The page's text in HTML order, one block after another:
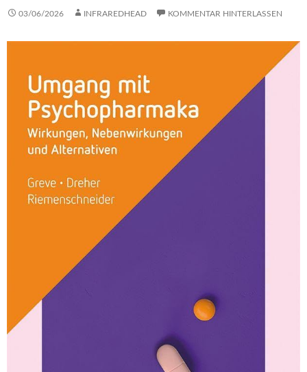
03/06/2026 INFRAREDHEAD KOMMENTAR HINTERLASSEN